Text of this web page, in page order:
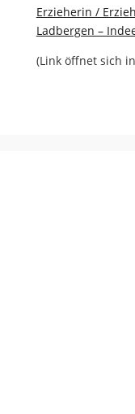
Erzieherin /
Ladbergen –
(Link öffnet sich